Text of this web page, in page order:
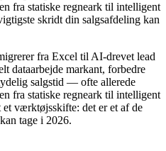
fra statiske regneark til intelligent
skridt din salgsafdeling kan
fra Excel til AI-drevet lead
dataarbejde markant, forbedre
salgstid — ofte allerede
fra statiske regneark til intelligent
værktøjsskifte: det er et af de
tage i 2026.